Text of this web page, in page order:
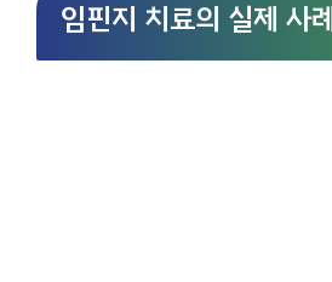
임핀지 치료의 실제 사례